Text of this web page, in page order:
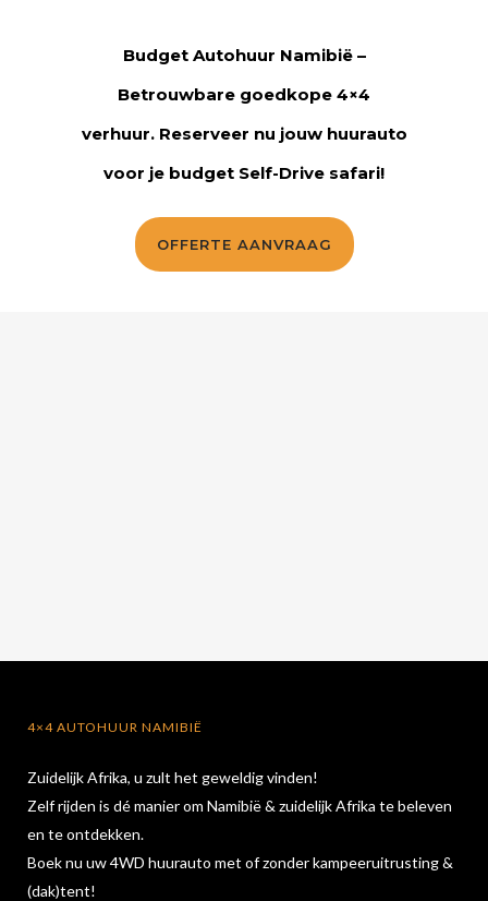
Budget Autohuur Namibië –
Betrouwbare goedkope 4×4
verhuur. Reserveer nu jouw huurauto
voor je budget Self-Drive safari!
OFFERTE AANVRAAG
4×4 AUTOHUUR NAMIBIË
Zuidelijk Afrika, u zult het geweldig vinden!
Zelf rijden is dé manier om Namibië & zuidelijk Afrika te beleven
en te ontdekken.
Boek nu uw 4WD huurauto met of zonder kampeeruitrusting &
(dak)tent!